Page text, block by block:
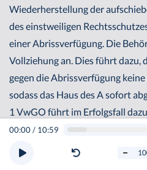
00:00/ 10:59
Wiederherstellung der
des einstweiligen
einer Abrissverfügung. Die
Vollziehung an. Dies führt dazu,
gegen die Abrissverfügung
sodass das Haus des A sofort
1 VwGO führt im Erfolgsfall
werden darf. § 80 V1 VwGO soll
eines Widerspruchs vollstreckt